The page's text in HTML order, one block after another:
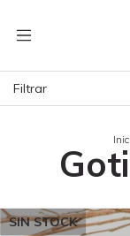
Filtrar
SIN STOCK